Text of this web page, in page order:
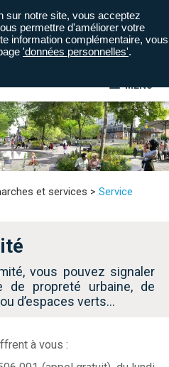
MENU
A= A- A+
et services > Service
vous pouvez signaler
de propreté urbaine, de
d’espaces verts...
à vous :
sur notre site, vous acceptez
permettre d'améliorer votre
information complémentaire, vous
'données personnelles'.